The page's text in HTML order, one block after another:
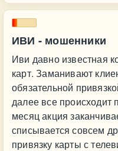
ИВИ - мошенники
Иви давно известная
карт. Заманивают
обязательной
далее все происходит
месяц акция
списывается совсем
привязку карты с